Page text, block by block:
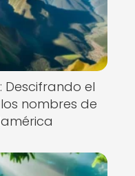
Descifrando el
nombres de